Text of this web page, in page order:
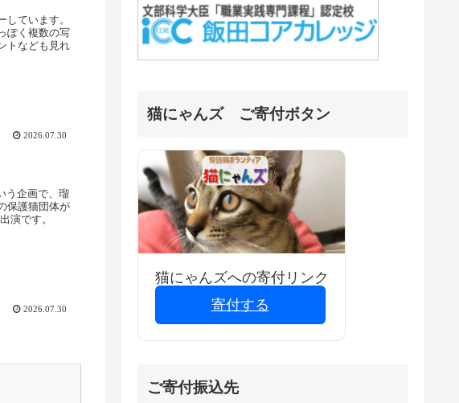
ています。
ぽく複数の写
トなども見れ
2026.07.30
う企画で、瑠
保護猫団体が
演です。
2026.07.30
猫にゃんズ ご寄付ボタン
猫にゃんズへの寄付リンク
寄付する
ご寄付振込先